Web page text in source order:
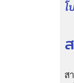
โ
ส